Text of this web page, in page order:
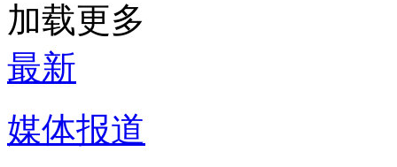
加载更多
最新
媒体报道